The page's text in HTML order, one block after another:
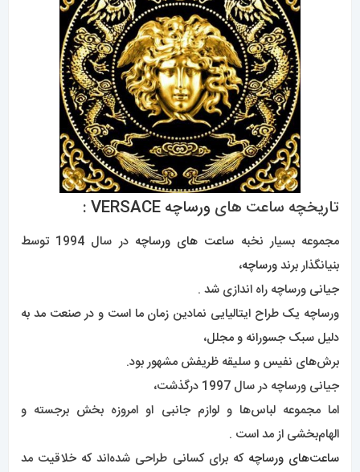
تاریخچه ساعت های ورساچهVERSACE
:
مجموعه بسیار نخبه ساعت های ورساچه
در سال 1994 توسط
بنیانگذار برندورساچه،
جیانی ورساچه راه اندازی شد .
ورساچه یک طراح ایتالیایی نمادین زمان ما است و در صنعت مد به
دلیل سبک جسورانه و مجلل،
برش‌های نفیس و سلیقه ظریفش مشهور بود.
جیانی ورساچه در سال 1997 درگذشت،
اما مجموعه لباس‌ها و لوازم جانبی او امروزه بخش برجسته و
الهام‌بخشی از مد است .
ساعت‌های ورساچه که برای کسانی طراحی شده‌اند که خلاقیت مد